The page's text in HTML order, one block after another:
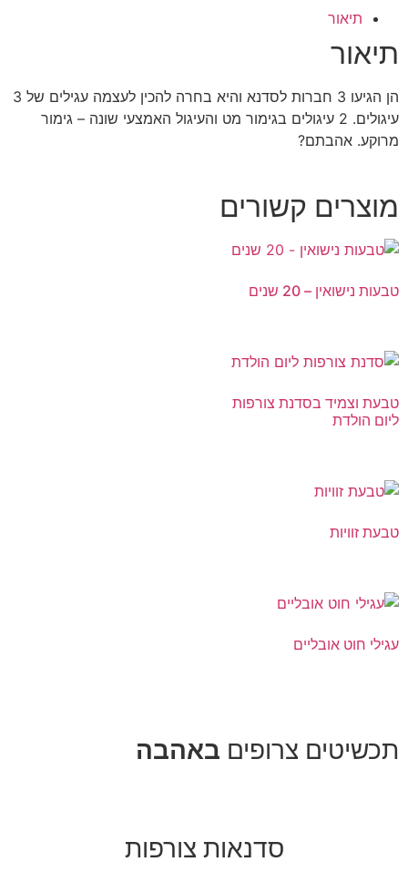
תיאור
תיאור
הן הגיעו 3 חברות לסדנא והיא בחרה להכין לעצמה עגילים של 3
עיגולים. 2 עיגולים בגימור מט והעיגול האמצעי שונה – גימור
מרוקע. אהבתם?
מוצרים קשורים
טבעות נישואין – 20 שנים
טבעת וצמיד בסדנת צורפות
ליום הולדת
טבעת זוויות
עגילי חוט אובליים
תכשיטים צרופים באהבה
סדנאות צורפות